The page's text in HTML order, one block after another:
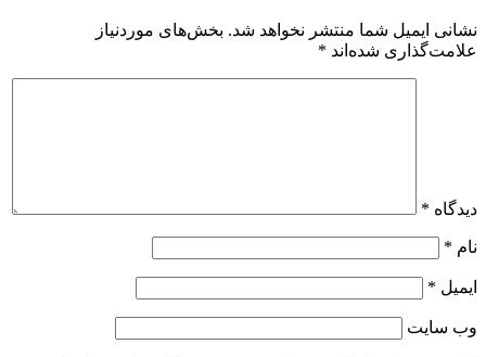
نشانی ایمیل شما منتشر نخواهد شد. بخش‌های موردنیاز
علامت‌گذاری شده‌اند *
دیدگاه *
نام *
ایمیل *
وب‌ سایت